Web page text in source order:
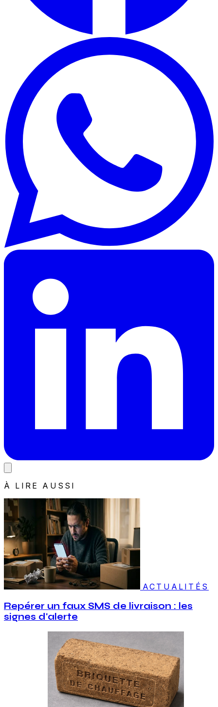
À LIRE AUSSI
ACTUALITÉS
Repérer un faux SMS de livraison : les
signes d'alerte